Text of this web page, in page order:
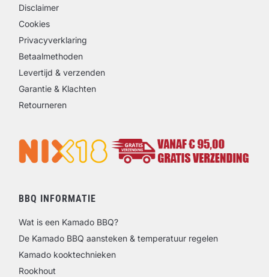
Disclaimer
Cookies
Privacyverklaring
Betaalmethoden
Levertijd & verzenden
Garantie & Klachten
Retourneren
BBQ INFORMATIE
Wat is een Kamado BBQ?
De Kamado BBQ aansteken & temperatuur regelen
Kamado kooktechnieken
Rookhout